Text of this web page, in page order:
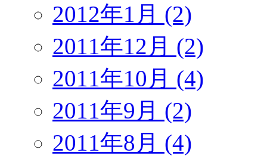
2012年1月 (2)
2011年12月 (2)
2011年10月 (4)
2011年9月 (2)
2011年8月 (4)